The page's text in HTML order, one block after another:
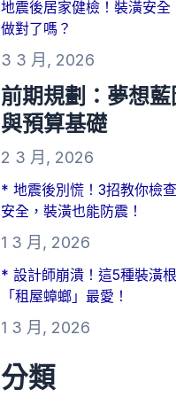
地震後居家健檢！裝潢安全
做對了嗎？
3 3 月, 2026
前期規劃：夢想藍
與預算基礎
2 3 月, 2026
* 地震後別慌！3招教你檢
安全，裝潢也能防震！
1 3 月, 2026
* 設計師崩潰！這5種裝潢
「租屋蟑螂」最愛！
1 3 月, 2026
分類